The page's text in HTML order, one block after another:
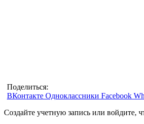
Поделиться:
ВКонтакте Одноклассники Facebook
Создайте учетную запись или войдите,